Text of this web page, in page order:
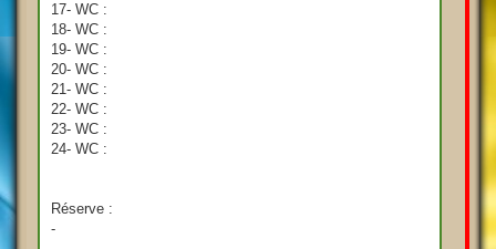
17- WC :
18- WC :
19- WC :
20- WC :
21- WC :
22- WC :
23- WC :
24- WC :
Réserve :
-